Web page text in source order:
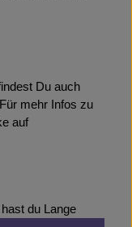
Du auch
mehr Infos zu
auf
du Lange